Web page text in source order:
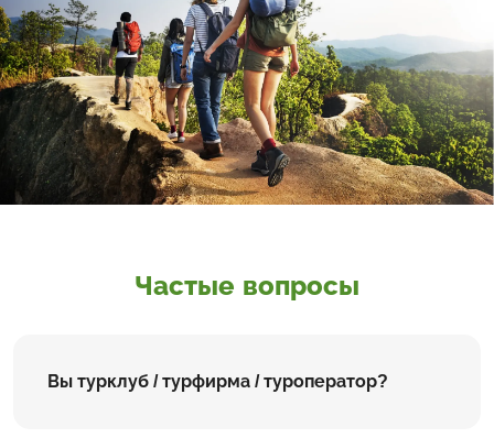
Частые вопросы
Вы турклуб / турфирма / туроператор?